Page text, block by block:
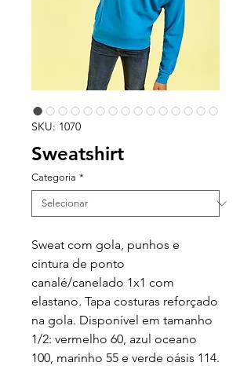
SKU: 1070
Sweatshirt
Categoria *
Sweat com gola, punhos e
cintura de ponto
canalé/canelado 1x1 com
elastano. Tapa costuras reforçado
na gola. Disponível em tamanho
1/2: vermelho 60, azul oceano
100, marinho 55 e verde oásis 114.